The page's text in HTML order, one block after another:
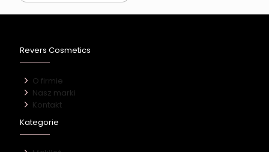
Revers Cosmetics
O firmie
Nasz marki
Kontakt
Kategorie